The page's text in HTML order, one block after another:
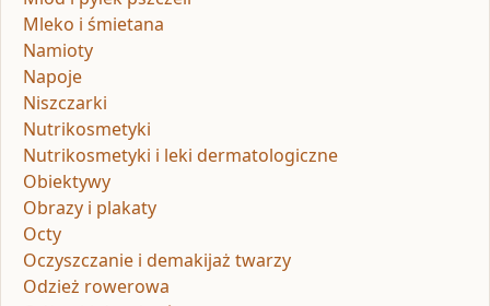
Mleko i śmietana
Namioty
Napoje
Niszczarki
Nutrikosmetyki
Nutrikosmetyki i leki dermatologiczne
Obiektywy
Obrazy i plakaty
Octy
Oczyszczanie i demakijaż twarzy
Odzież rowerowa